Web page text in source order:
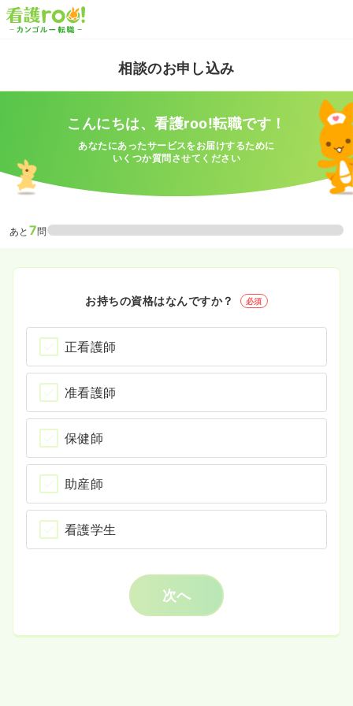
相談のお申し込み
こんにちは、看護roo!転職です！
あなたにあったサービスをお届けするために
いくつか質問させてください
あと 7問
お持ちの資格はなんですか？ 必須
正看護師
准看護師
保健師
助産師
看護学生
次へ